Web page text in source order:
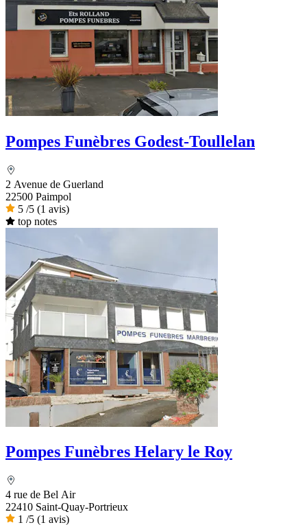
Pompes Funèbres Godest-Toullelan
2 Avenue de Guerland
22500 Paimpol
5 /5 (1 avis)
top notes
Pompes Funèbres Helary le Roy
4 rue de Bel Air
22410 Saint-Quay-Portrieux
1 /5 (1 avis)